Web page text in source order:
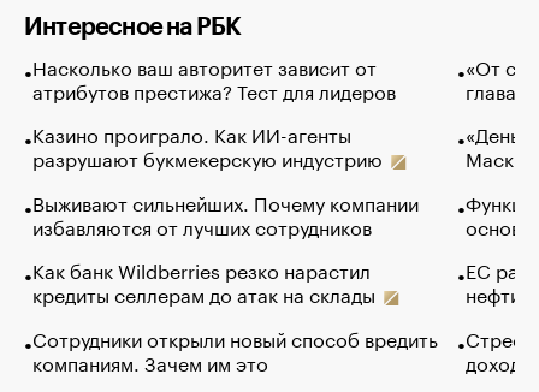
Интересное на РБК
Насколько ваш авторитет зависит от
атрибутов престижа? Тест для лидеров
Казино проиграло. Как ИИ-агенты
разрушают букмекерскую индустрию
Выживают сильнейших. Почему компании
избавляются от лучших сотрудников
Как банк Wildberries резко нарастил
кредиты селлерам до атак на склады
Сотрудники открыли новый способ вредить
компаниям. Зачем им это
«От
глава
Маск в
основ
ЕС
нефти